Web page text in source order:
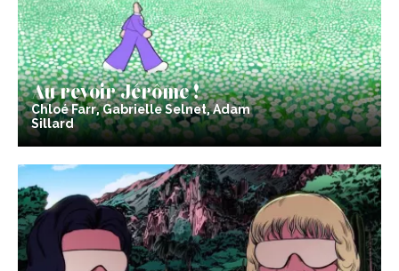
Au revoir Jérôme !
Chloé Farr, Gabrielle Selnet, Adam
Sillard